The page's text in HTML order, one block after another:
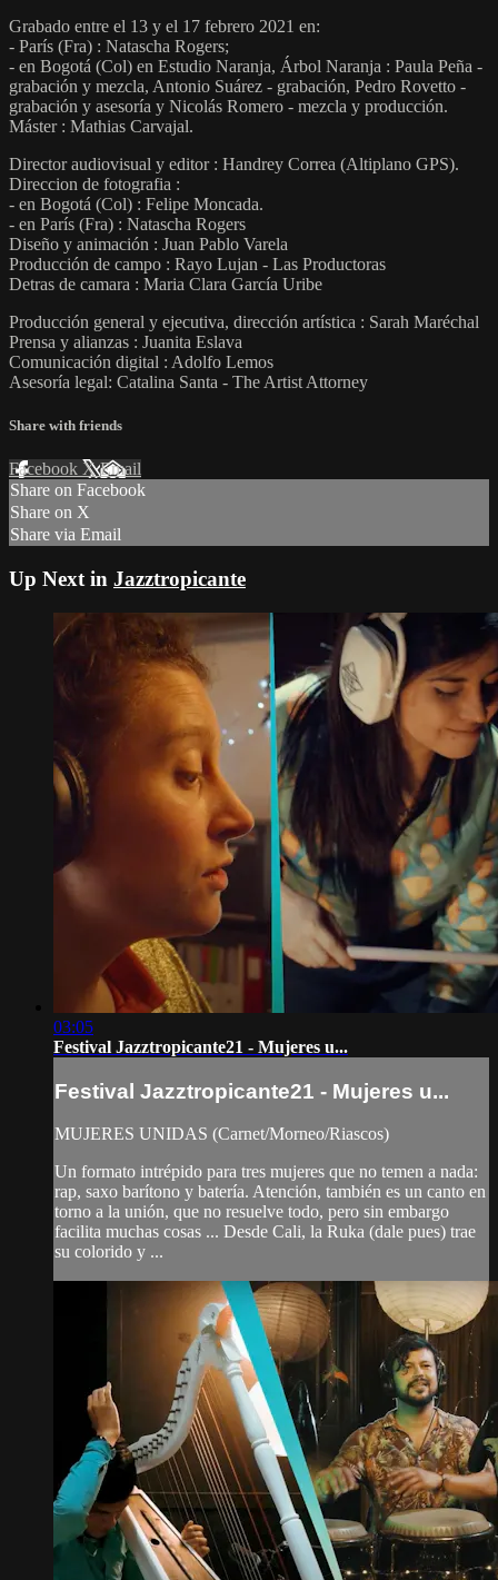
Grabado entre el 13 y el 17 febrero 2021 en:
- París (Fra) : Natascha Rogers;
- en Bogotá (Col) en Estudio Naranja, Árbol Naranja : Paula Peña -
grabación y mezcla, Antonio Suárez - grabación, Pedro Rovetto -
grabación y asesoría y Nicolás Romero - mezcla y producción.
Máster : Mathias Carvajal.
Director audiovisual y editor : Handrey Correa (Altiplano GPS).
Direccion de fotografia :
- en Bogotá (Col) : Felipe Moncada.
- en París (Fra) : Natascha Rogers
Diseño y animación : Juan Pablo Varela
Producción de campo : Rayo Lujan - Las Productoras
Detras de camara : Maria Clara García Uribe
Producción general y ejecutiva, dirección artística : Sarah Maréchal
Prensa y alianzas : Juanita Eslava
Comunicación digital : Adolfo Lemos
Asesoría legal: Catalina Santa - The Artist Attorney
Share with friends
Facebook XEmail
Share on Facebook
Share on X
Share via Email
Up Next in Jazztropicante
03:05
Festival Jazztropicante21 - Mujeres u...
Festival Jazztropicante21 - Mujeres u...
MUJERES UNIDAS (Carnet/Morneo/Riascos)
Un formato intrépido para tres mujeres que no temen a nada:
rap, saxo barítono y batería. Atención, también es un canto en
torno a la unión, que no resuelve todo, pero sin embargo
facilita muchas cosas ... Desde Cali, la Ruka (dale pues) trae
su colorido y ...